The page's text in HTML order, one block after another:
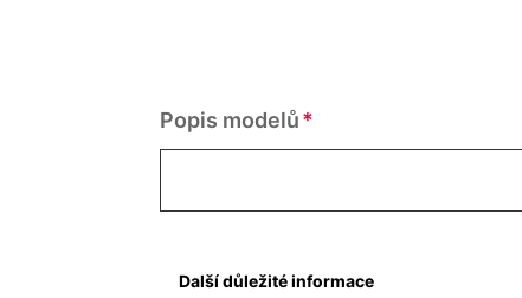
Popis modelů